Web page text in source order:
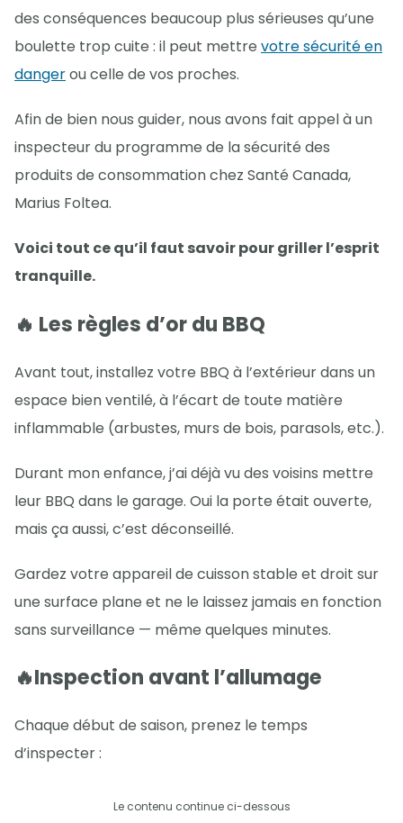
des conséquences beaucoup plus sérieuses qu’une
boulette trop cuite : il peut mettre votre sécurité en
dangerou celle de vos proches.
Afin de bien nous guider, nous avons fait appel à un
inspecteur du programme de la sécurité des
produits de consommation chez Santé Canada,
Marius Foltea.
Voici tout ce qu’il faut savoir pour griller l’esprit
tranquille.
🔥 Les règles d’or du BBQ
Avant tout, installez votre BBQ à l’extérieur dans un
espace bien ventilé, à l’écart de toute matière
inflammable (arbustes, murs de bois, parasols, etc.).
Durant mon enfance, j’ai déjà vu des voisins mettre
leur BBQ dans le garage. Oui la porte était ouverte,
mais ça aussi, c’est déconseillé.
Gardez votre appareil de cuisson stable et droit sur
une surface plane et ne le laissez jamais en fonction
sans surveillance — même quelques minutes.
🔥Inspection avant l’allumage
Chaque début de saison, prenez le temps
d’inspecter :
Le contenu continue ci-dessous